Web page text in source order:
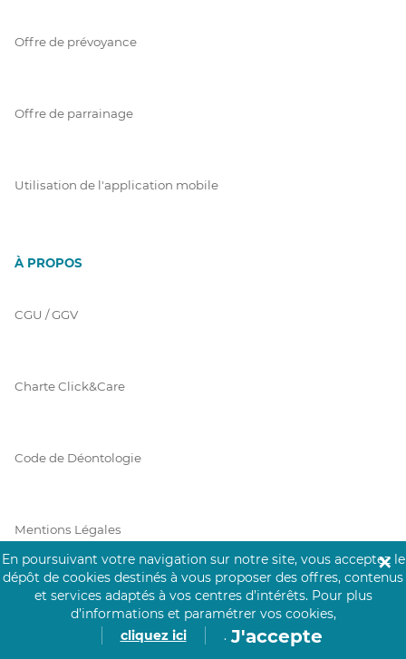
Offre de prévoyance
Offre de parrainage
Utilisation de l'application mobile
À PROPOS
CGU / GGV
Charte Click&Care
Code de Déontologie
Mentions Légales
Prérequis Click&Care
En poursuivant votre navigation sur notre site, vous acceptez le
dépôt de cookies destinés à vous proposer des offres, contenus
et services adaptés à vos centres d’intérêts. Pour plus
d’informations et paramétrer vos cookies,
cliquez ici
. J'accepte
✕